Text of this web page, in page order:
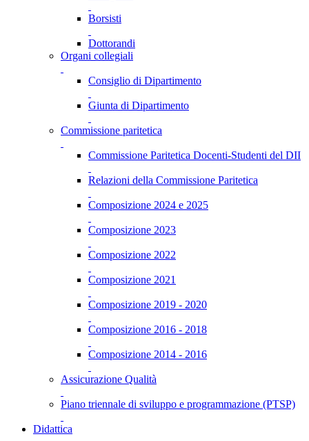
Borsisti
Dottorandi
Organi collegiali
Consiglio di Dipartimento
Giunta di Dipartimento
Commissione paritetica
Commissione Paritetica Docenti-Studenti del DII
Relazioni della Commissione Paritetica
Composizione 2024 e 2025
Composizione 2023
Composizione 2022
Composizione 2021
Composizione 2019 - 2020
Composizione 2016 - 2018
Composizione 2014 - 2016
Assicurazione Qualità
Piano triennale di sviluppo e programmazione (PTSP)
Didattica